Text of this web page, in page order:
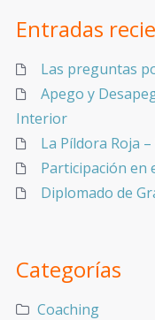
Entradas
Las preguntas
Apego y
Interior
La Píldora Roja
Participación en
Diplomado de
Categorías
Coaching